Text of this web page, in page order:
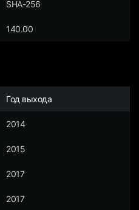
SHA-256
140.00
Год выхода
2014
2015
2017
2017